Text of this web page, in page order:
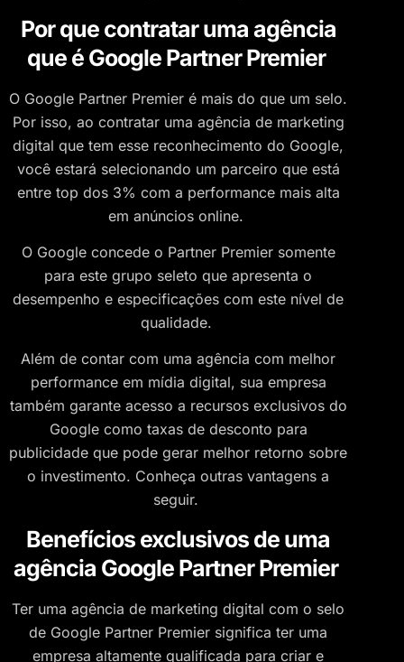
Por que contratar uma agência
que é Google Partner Premier
O Google Partner Premier é mais do que um selo.
Por isso, ao contratar uma agência de marketing
digital que tem esse reconhecimento do Google,
você estará selecionando um parceiro que está
entre top dos 3% com a performance mais alta
em anúncios online.
O Google concede o Partner Premier somente
para este grupo seleto que apresenta o
desempenho e especificações com este nível de
qualidade.
Além de contar com uma agência com melhor
performance em mídia digital, sua empresa
também garante acesso a recursos exclusivos do
Google como taxas de desconto para
publicidade que pode gerar melhor retorno sobre
o investimento. Conheça outras vantagens a
seguir.
Benefícios exclusivos de uma
agência Google Partner Premier
Ter uma agência de marketing digital com o selo
de Google Partner Premier significa ter uma
empresa altamente qualificada para criar e